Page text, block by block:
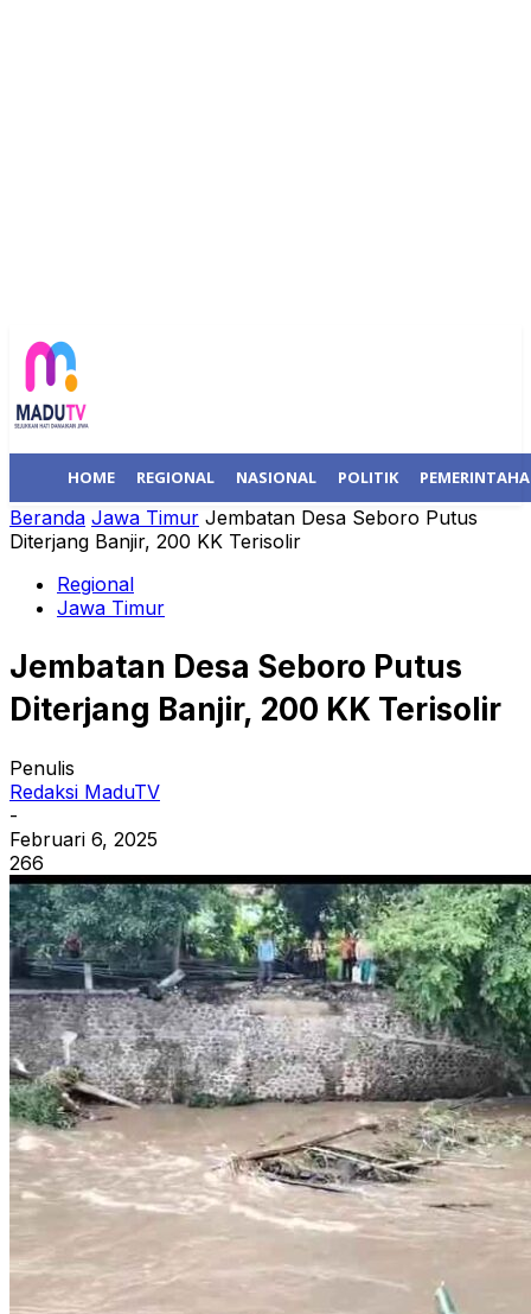
HOME REGIONAL NASIONAL POLITIK
Beranda Jawa Timur Jembatan Desa Seboro Putus
Diterjang Banjir, 200 KK Terisolir
Regional
Jawa Timur
Jembatan Desa Seboro Putus
Diterjang Banjir, 200 KK Terisolir
Penulis
Redaksi MaduTV
-
Februari 6, 2025
266